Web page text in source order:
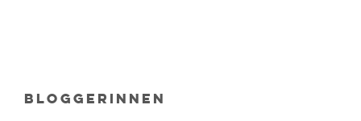
BLOGGERINNEN